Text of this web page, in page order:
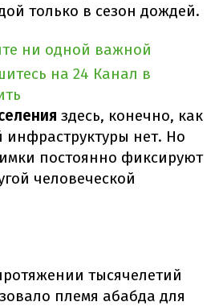
только в сезон дождей.
ни одной важной
на 24 Канал в
здесь, конечно, как
нет. Но
постоянно фиксируют
человеческой
тысячелетий
племя абабда для